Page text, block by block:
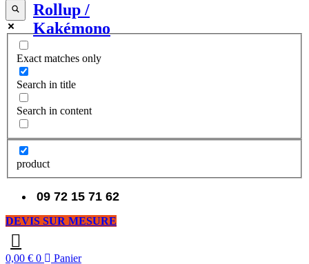
Rollup /
Kakémono
Exact matches only
Search in title
Search in content
product
09 72 15 71 62
DEVIS SUR MESURE
0,00 € 0 Panier